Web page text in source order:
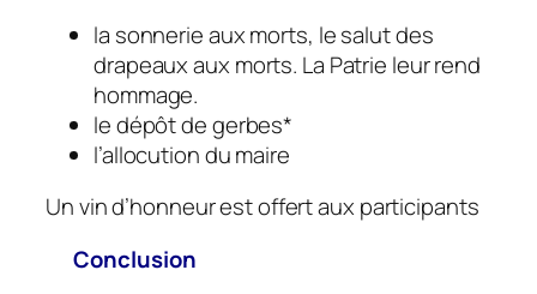
la sonnerie aux morts, le salut des
drapeaux aux morts. La Patrie leur rend
hommage.
le dépôt de gerbes*
l’allocution du maire
Un vin d’honneur est offert aux participants
Conclusion